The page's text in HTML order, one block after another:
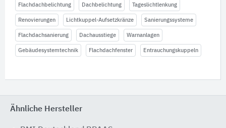
Flachdachbelichtung Dachbelichtung Tageslichtlenkung
Renovierungen Lichtkuppel-Aufsetzkränze Sanierungssysteme
Flachdachsanierung Dachausstiege Warnanlagen
Gebäudesystemtechnik Flachdachfenster Entrauchungskuppeln
Ähnliche Hersteller